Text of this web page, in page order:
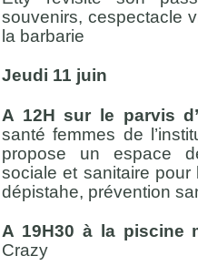
souvenirs, cespectacle
la barbarie
Jeudi 11 juin
A 12H sur le parvis
santé femmes de
propose un espace
sociale et sanitaire
dépistahe, prévention
A 19H30 à la piscine
Crazy